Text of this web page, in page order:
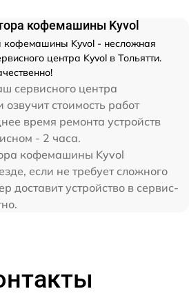
кофемашины Kyvol
кофемашины Kyvol - несложная
центра Kyvol в Тольятти.
сервисного центра
озвучит стоимость работ
время ремонта устройств
- 2 часа.
кофемашины Kyvol
если не требует сложного
доставит устройство в сервис-